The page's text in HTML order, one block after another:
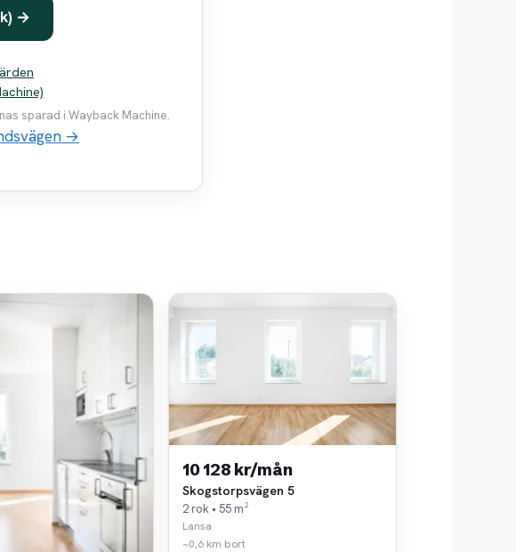
→
sparad i Wayback Machine.
→
10 128 kr/mån
Skogstorpsvägen 5
2 rok • 55 m²
Lansa
~0,6 km bort